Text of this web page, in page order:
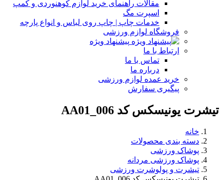
مقالات راهنمای خرید لوازم کوهنوردی و کمپ
اسپرت مگ
خدمات چاپ | چاپ روی لباس و انواع پارچه
فروشگاه لوازم ورزشی
پیشنهاد ویژه
ارتباط با ما
تماس با ما
درباره ما
خرید عمده لوازم ورزشی
پیگیری سفارش
تیشرت یونیسکس کد AA01_006
خانه
دسته بندی محصولات
پوشاک ورزشی
پوشاک ورزشی مردانه
تیشرت و پولوشرت ورزشی